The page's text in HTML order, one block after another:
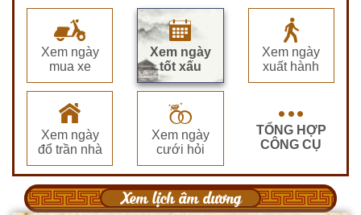
Xem ngày
mua xe
Xem ngày
tốt xấu
Xem ngày
xuất hành
Xem ngày
đổ trần nhà
Xem ngày
cưới hỏi
TỔNG HỢP
CÔNG CỤ
Xem lịch âm dương